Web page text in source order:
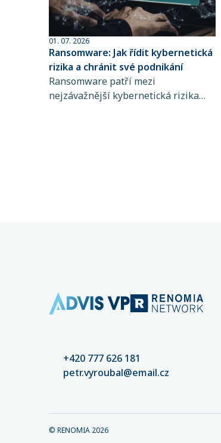
01. 07. 2026
Ransomware: Jak řídit kybernetická
rizika a chránit své podnikání
Ransomware patří mezi
nejzávažnější kybernetická rizika
+420 777 626 181
petr.vyroubal@email.cz
© RENOMIA 2026